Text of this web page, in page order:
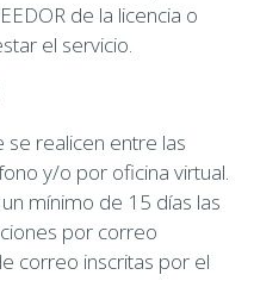
de la licencia o
el servicio.
realicen entre las
y/o por oficina virtual.
mínimo de 15 días las
por correo
correo inscritas por el